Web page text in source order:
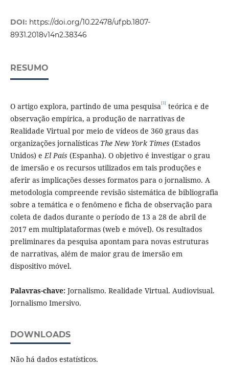
DOI: https://doi.org/10.22478/ufpb.1807-
8931.2018v14n2.38346
RESUMO
O artigo explora, partindo de uma pesquisa[1] teórica e de
observação empírica, a produção de narrativas de
Realidade Virtual por meio de vídeos de 360 graus das
organizações jornalísticas The New York Times (Estados
Unidos) eEl País (Espanha). O objetivo é investigar o grau
de imersão e os recursos utilizados em tais produções e
aferir as implicações desses formatos para o jornalismo. A
metodologia compreende revisão sistemática de bibliografia
sobre a temática e o fenômeno e ficha de observação para
coleta de dados durante o período de 13 a 28 de abril de
2017 em multiplataformas (web e móvel). Os resultados
preliminares da pesquisa apontam para novas estruturas
de narrativas, além de maior grau de imersão em
dispositivo móvel.
Palavras-chave:Jornalismo. Realidade Virtual. Audiovisual.
Jornalismo Imersivo.
DOWNLOADS
Não há dados estatísticos.